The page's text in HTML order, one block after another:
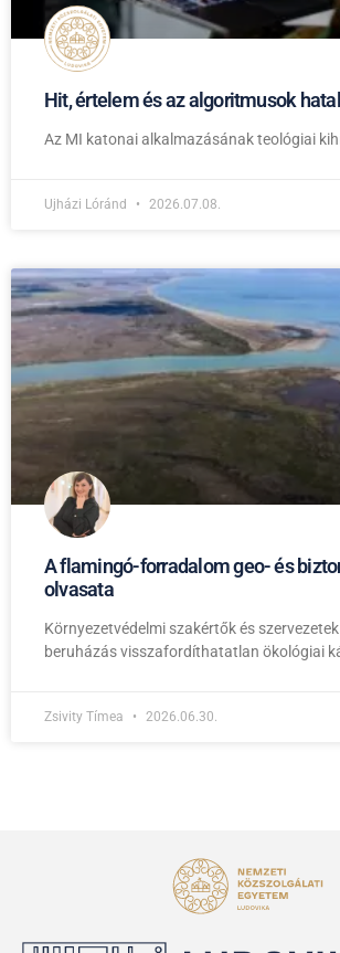
Hit, értelem és az algoritmusok
Az MI katonai alkalmazásának teológiai
Ujházi Lóránd 2026.07.08.
A flamingó-forradalom geo- és
olvasata
Környezetvédelmi szakértők és
beruházás visszafordíthatatlan ökológiai
Zsivity Tímea 2026.06.30.